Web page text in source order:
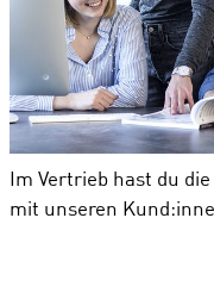
Im Vertrieb hast du
mit unseren